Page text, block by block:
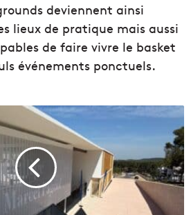
deviennent ainsi
lieux de pratique mais aussi
de faire vivre le basket
événements ponctuels.